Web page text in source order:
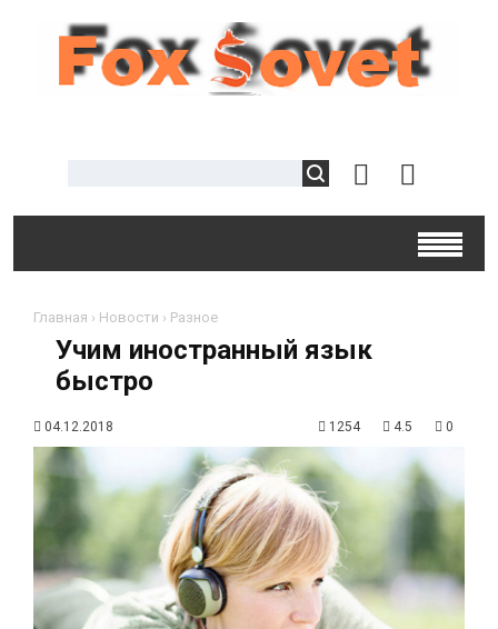
Главная › Новости › Разное
Учим иностранный язык
быстро
04.12.2018 1254 4.5 0